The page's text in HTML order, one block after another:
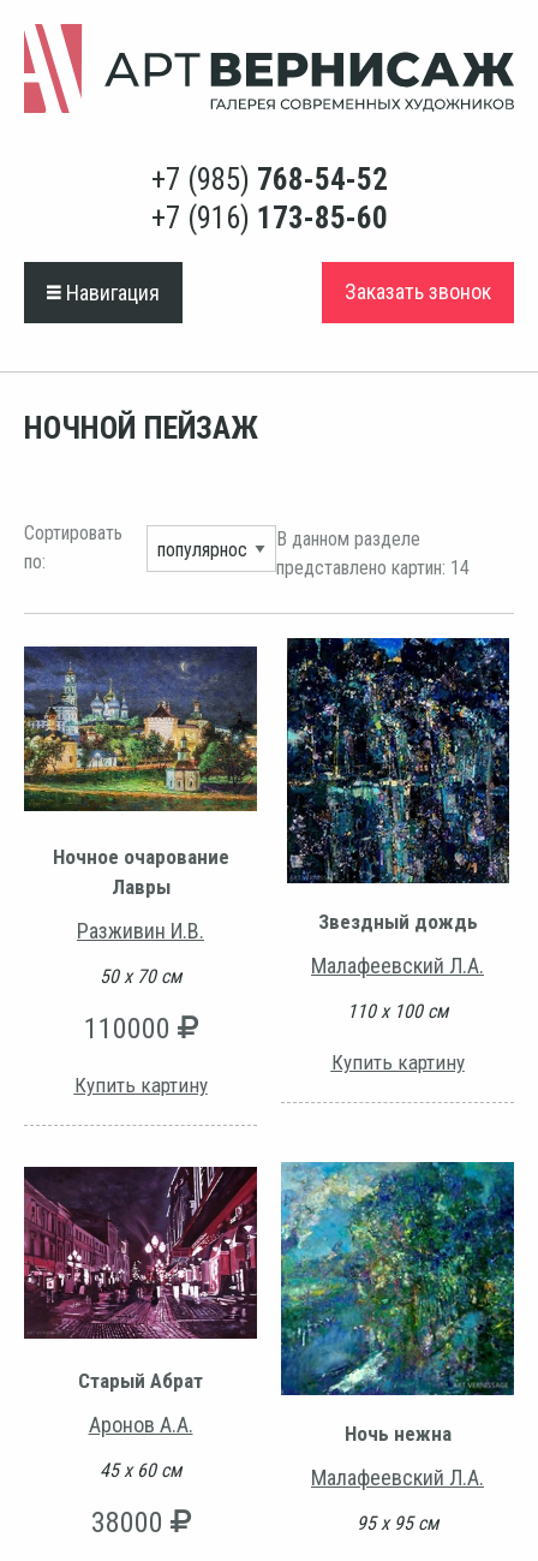
+7 (985) 768-54-52
+7 (916) 173-85-60
Навигация Заказать звонок
НОЧНОЙ ПЕЙЗАЖ
Сортировать
по:
В данном разделе
представлено картин: 14
Ночное очарование
Лавры
Разживин И.В.
50 х 70 см
110000
Купить картину
Звездный дождь
Малафеевский Л.А.
110 х 100 см
Купить картину
Старый Абрат
Аронов А.А.
45 х 60 см
38000
Ночь нежна
Малафеевский Л.А.
95 х 95 см